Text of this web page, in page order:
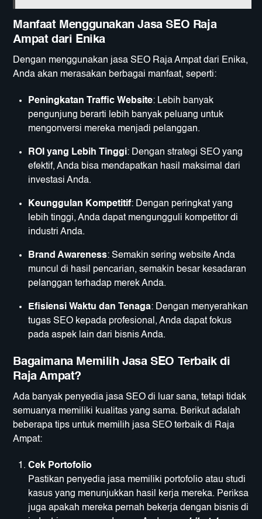
Manfaat Menggunakan Jasa SEO Raja
Ampat dari Enika
Dengan menggunakan jasa SEO Raja Ampat dari Enika,
Anda akan merasakan berbagai manfaat, seperti:
Peningkatan Traffic Website: Lebih banyak
pengunjung berarti lebih banyak peluang untuk
mengonversi mereka menjadi pelanggan.
ROI yang Lebih Tinggi: Dengan strategi SEO yang
efektif, Anda bisa mendapatkan hasil maksimal dari
investasi Anda.
Keunggulan Kompetitif: Dengan peringkat yang
lebih tinggi, Anda dapat mengungguli kompetitor di
industri Anda.
Brand Awareness: Semakin sering website Anda
muncul di hasil pencarian, semakin besar kesadaran
pelanggan terhadap merek Anda.
Efisiensi Waktu dan Tenaga: Dengan menyerahkan
tugas SEO kepada profesional, Anda dapat fokus
pada aspek lain dari bisnis Anda.
Bagaimana Memilih Jasa SEO Terbaik di
Raja Ampat?
Ada banyak penyedia jasa SEO di luar sana, tetapi tidak
semuanya memiliki kualitas yang sama. Berikut adalah
beberapa tips untuk memilih jasa SEO terbaik di Raja
Ampat:
Cek Portofolio
Pastikan penyedia jasa memiliki portofolio atau studi
kasus yang menunjukkan hasil kerja mereka. Periksa
juga apakah mereka pernah bekerja dengan bisnis di